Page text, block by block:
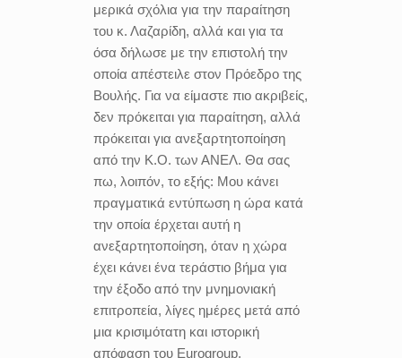
μερικά σχόλια για την παραίτηση
του κ. Λαζαρίδη, αλλά και για τα
όσα δήλωσε με την επιστολή την
οποία απέστειλε στον Πρόεδρο της
Βουλής. Για να είμαστε πιο ακριβείς,
δεν πρόκειται για παραίτηση, αλλά
πρόκειται για ανεξαρτητοποίηση
από την Κ.Ο. των ΑΝΕΛ. Θα σας
πω, λοιπόν, το εξής: Μου κάνει
πραγματικά εντύπωση η ώρα κατά
την οποία έρχεται αυτή η
ανεξαρτητοποίηση, όταν η χώρα
έχει κάνει ένα τεράστιο βήμα για
την έξοδο από την μνημονιακή
επιτροπεία, λίγες ημέρες μετά από
μια κρισιμότατη και ιστορική
απόφαση του Eurogroup.